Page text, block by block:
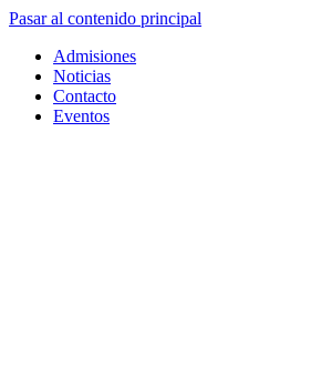
Pasar al contenido principal
Admisiones
Noticias
Contacto
Eventos